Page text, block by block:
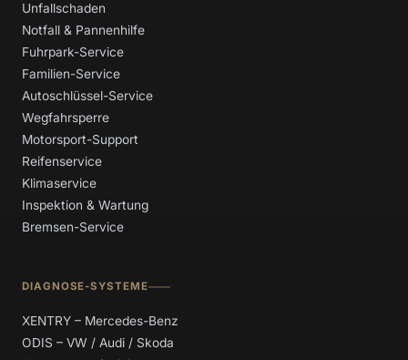
Unfallschaden
Notfall & Pannenhilfe
Fuhrpark-Service
Familien-Service
Autoschlüssel-Service
Wegfahrsperre
Motorsport-Support
Reifenservice
Klimaservice
Inspektion & Wartung
Bremsen-Service
DIAGNOSE-SYSTEME
XENTRY – Mercedes-Benz
ODIS – VW / Audi / Skoda